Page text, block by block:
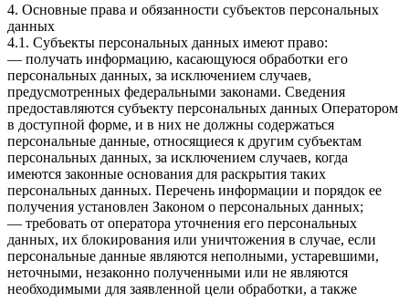
4. Основные права и обязанности субъектов персональных
данных
4.1. Субъекты персональных данных имеют право:
— получать информацию, касающуюся обработки его
персональных данных, за исключением случаев,
предусмотренных федеральными законами. Сведения
предоставляются субъекту персональных данных Оператором
в доступной форме, и в них не должны содержаться
персональные данные, относящиеся к другим субъектам
персональных данных, за исключением случаев, когда
имеются законные основания для раскрытия таких
персональных данных. Перечень информации и порядок ее
получения установлен Законом о персональных данных;
— требовать от оператора уточнения его персональных
данных, их блокирования или уничтожения в случае, если
персональные данные являются неполными, устаревшими,
неточными, незаконно полученными или не являются
необходимыми для заявленной цели обработки, а также